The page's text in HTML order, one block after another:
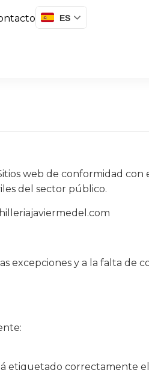
ES
web de conformidad con
del sector público.
excepciones y a la falta de
etiquetado correctamente